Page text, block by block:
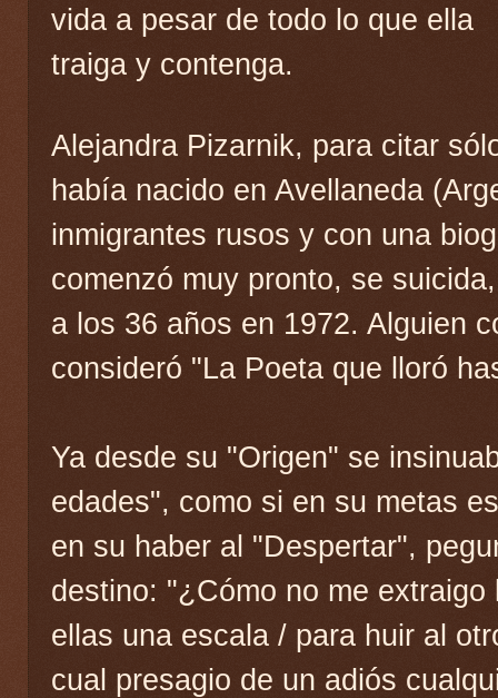
vida a pesar de todo lo que ella
traiga y contenga.
Alejandra Pizarnik, para citar
había nacido en Avellaneda
inmigrantes rusos y con una
comenzó muy pronto, se
a los 36 años en 1972. Alguien
consideró "La Poeta que lloró
Ya desde su "Origen" se
edades", como si en su metas
en su haber al "Despertar",
destino: "¿Cómo no me
ellas una escala / para huir al
cual presagio de un adiós